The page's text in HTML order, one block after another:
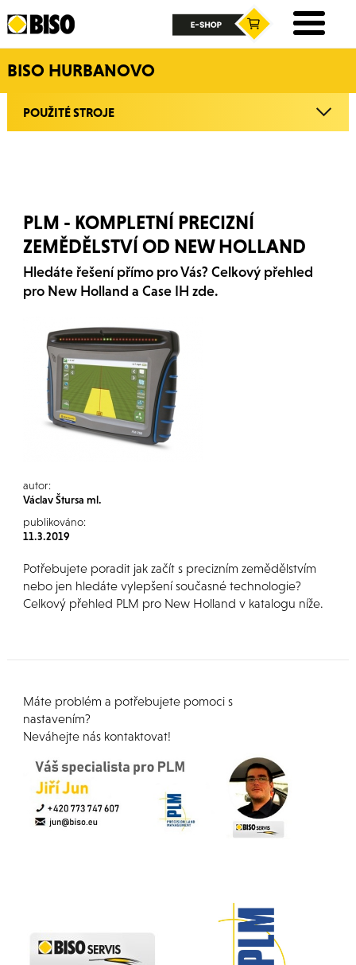
BISO HURBANOVO
POUŽITÉ STROJE
PLM - KOMPLETNÍ PRECIZNÍ
ZEMĚDĚLSTVÍ OD NEW HOLLAND
Hledáte řešení přímo pro Vás? Celkový přehled
pro New Holland a Case IH zde.
autor:
Václav Štursa ml.
publikováno:
11.3.2019
Potřebujete poradit jak začít s precizním zemědělstvím
nebo jen hledáte vylepšení současné technologie?
Celkový přehled PLM pro New Holland v katalogu níže.
Máte problém a potřebujete pomoci s
nastavením?
Neváhejte nás kontaktovat!